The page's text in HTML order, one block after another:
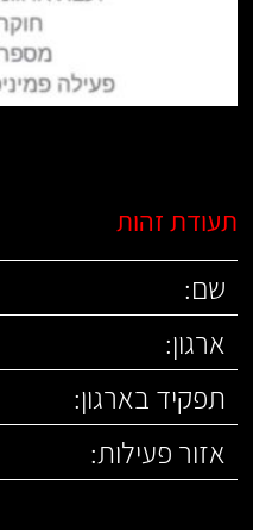
תעודת זהות
שם:
ארגון:
תפקיד בארגון:
אזור פעילות: